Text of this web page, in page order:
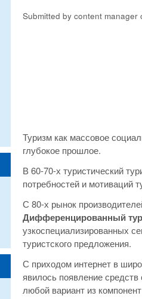
Submitted by content manager
Туризм как массовое
глубокое прошлое.
В 60-70-х туристический
потребностей и мотиваций
С 80-х рынок
Дифференцированный
узкоспециализированных
туристского предложения.
С приходом интернет в
явилось появление
любой вариант из